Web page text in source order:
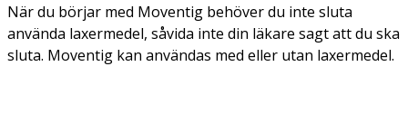
När du börjar med Moventig behöver du inte sluta
använda laxermedel, såvida inte din läkare sagt att du ska
sluta. Moventig kan användas med eller utan laxermedel.